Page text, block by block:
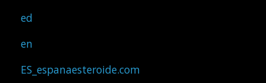
ed
en
ES_espanaesteroide.com